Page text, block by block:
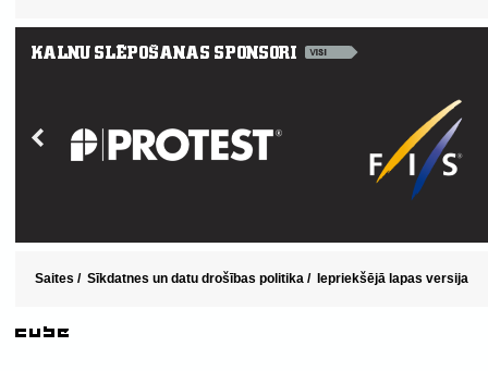
Saites / Sīkdatnes un datu drošības politika / Iepriekšējā lapas versija